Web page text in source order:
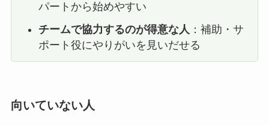
パートから始めやすい
チームで協力するのが得意な人 ：補助・サ
ポート役にやりがいを見いだせる
向いていない人